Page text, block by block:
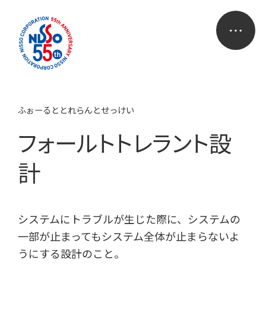
フォールトトレラント設
計
ふぉーるととれらんとせっけい
システムにトラブルが生じた際に、システムの
一部が止まってもシステム全体が止まらないよ
うにする設計のこと。